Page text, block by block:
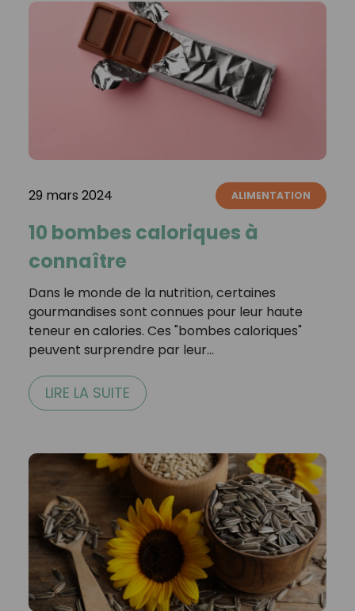
29 mars 2024 ALIMENTATION
10 bombes caloriques à
connaître
Dans le monde de la nutrition, certaines
gourmandises sont connues pour leur haute
teneur en calories. Ces "bombes caloriques"
peuvent surprendre par leur…
LIRE LA SUITE